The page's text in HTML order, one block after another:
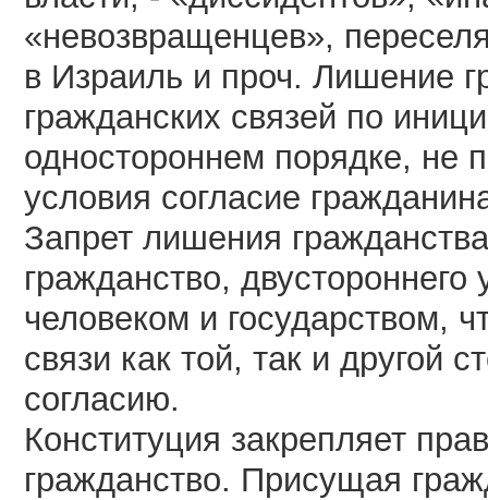
«невозвращенцев»,
в Израиль и проч. Лишение
гражданских связей по
одностороннем порядке, не
условия согласие
Запрет лишения
гражданство,
человеком и государством,
связи как той, так и другой
согласию.
Конституция закрепляет
гражданство. Присущая